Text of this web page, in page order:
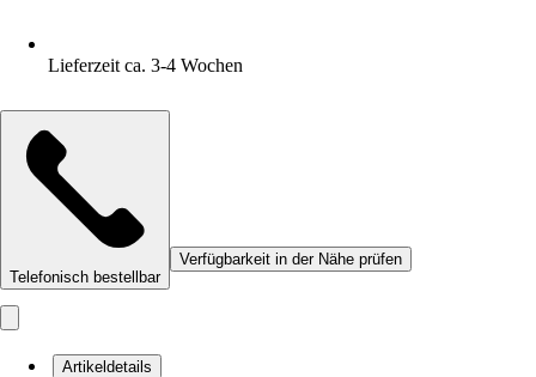
Lieferzeit ca. 3-4 Wochen
Telefonisch bestellbar
Verfügbarkeit in der Nähe prüfen
Artikeldetails